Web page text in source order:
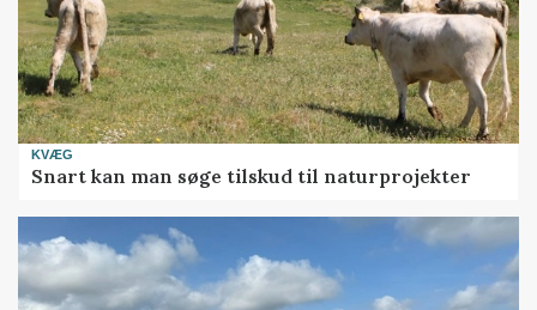
KVÆG
Snart kan man søge tilskud til naturprojekter